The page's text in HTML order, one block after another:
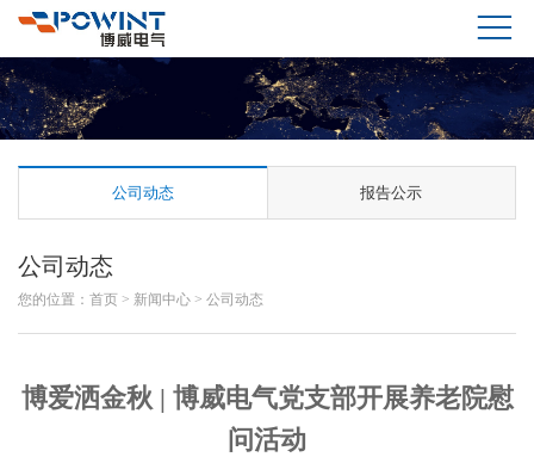
公司动态 报告公示
公司动态
您的位置： 首页 > 新闻中心 > 公司动态
博爱洒金秋 | 博威电气党支部开展养老院慰
问活动